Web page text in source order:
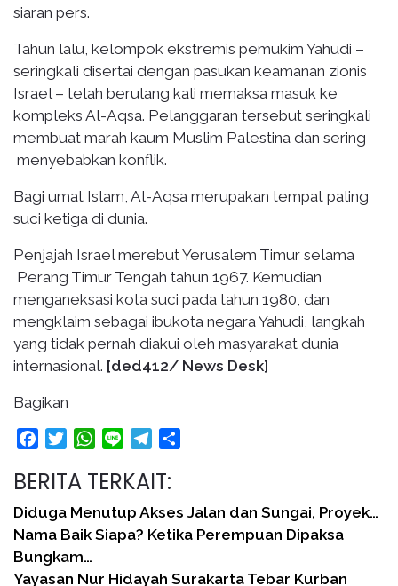
siaran pers.
Tahun lalu, kelompok ekstremis pemukim Yahudi –
seringkali disertai dengan pasukan keamanan zionis
Israel – telah berulang kali memaksa masuk ke
kompleks Al-Aqsa. Pelanggaran tersebut seringkali
membuat marah kaum Muslim Palestina dan sering
menyebabkan konflik.
Bagi umat Islam, Al-Aqsa merupakan tempat paling
suci ketiga di dunia.
Penjajah Israel merebut Yerusalem Timur selama
Perang Timur Tengah tahun 1967. Kemudian
menganeksasi kota suci pada tahun 1980, dan
mengklaim sebagai ibukota negara Yahudi, langkah
yang tidak pernah diakui oleh masyarakat dunia
internasional. [ded412/ News Desk]
Bagikan
FacebookTwitterWhatsApp
Line Telegram
BERITA TERKAIT:
Diduga Menutup Akses Jalan dan Sungai, Proyek…
Nama Baik Siapa? Ketika Perempuan Dipaksa
Bungkam…
Yayasan Nur Hidayah Surakarta Tebar Kurban